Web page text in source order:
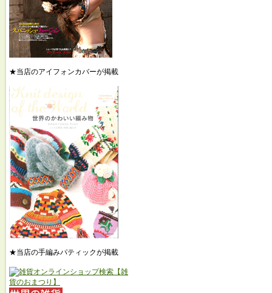
★当店のアイフォンカバーが掲載
★当店の手編みパティックが掲載